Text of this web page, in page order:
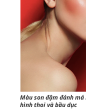
Màu son đậm đánh
hình thoi và bầu dục